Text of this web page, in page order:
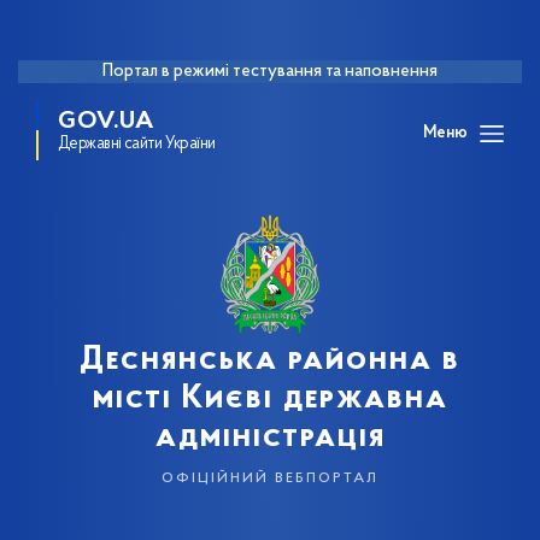
Портал в режимі тестування та наповнення
GOV.UA
Державні сайти України
Меню
Деснянська районна в
місті Києві державна
адміністрація
офіційний вебпортал